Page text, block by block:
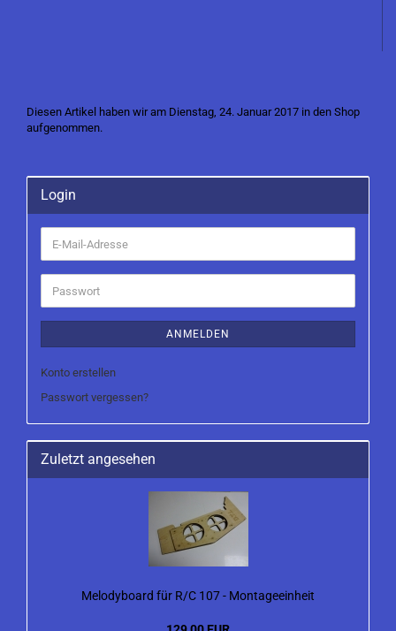
Diesen Artikel haben wir am Dienstag, 24. Januar 2017 in den Shop
aufgenommen.
Login
E-
Mail-
Adresse
Passwort
ANMELDEN
Konto erstellen
Passwort vergessen?
Zuletzt angesehen
Melodyboard für R/C 107 - Montageeinheit